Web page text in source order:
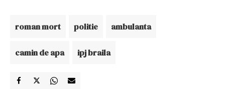
roman mort politie ambulanta
camin de apa ipj braila